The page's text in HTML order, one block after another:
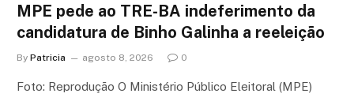
MPE pede ao TRE-BA indeferimento da
candidatura de Binho Galinha a reeleição
By Patricia agosto 8, 2026 0
Foto: Reprodução O Ministério Público Eleitoral (MPE)